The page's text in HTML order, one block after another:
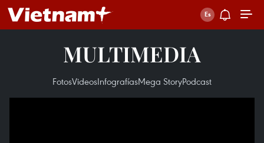
MULTIMEDIA
FotosVideosInfografíasMega StoryPodcast